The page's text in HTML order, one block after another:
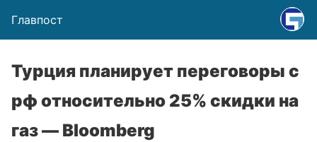
Главпост
Турция планирует переговоры с
рф относительно 25% скидки на
газ — Bloomberg